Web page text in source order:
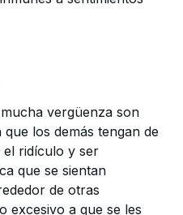
vergüenza son
los demás tengan de
el ridículo y ser
que se sientan
de otras
excesivo a que se les